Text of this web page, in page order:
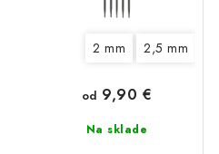
2 mm 2,5 mm
Na sklade
od 9,90 €